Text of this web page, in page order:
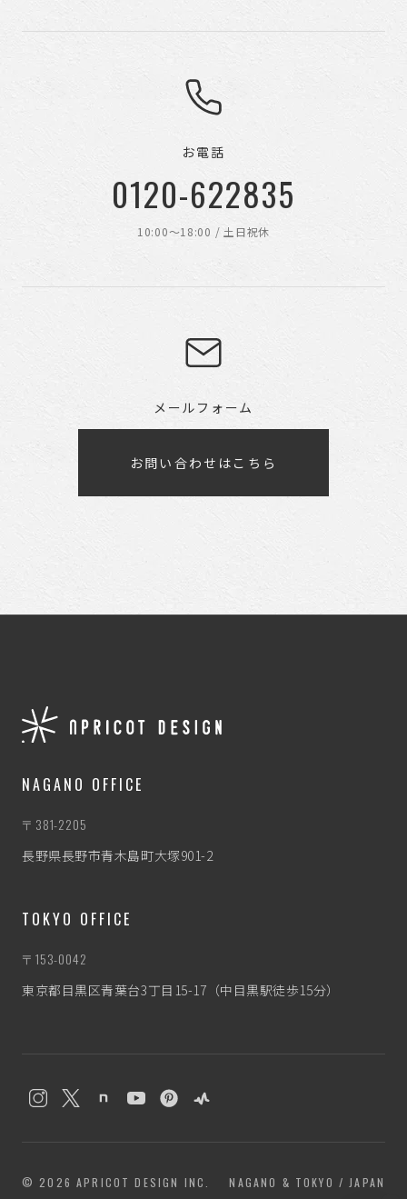
お電話
0120-622835
10:00〜18:00 / 土日祝休
メールフォーム
お問い合わせはこちら
NAGANO OFFICE
〒381-2205
長野県長野市青木島町大塚901-2
TOKYO OFFICE
〒153-0042
東京都目黒区青葉台3丁目15-17（中目黒駅徒歩15分）
© 2026 APRICOT DESIGN INC. NAGANO & TOKYO / JAPAN